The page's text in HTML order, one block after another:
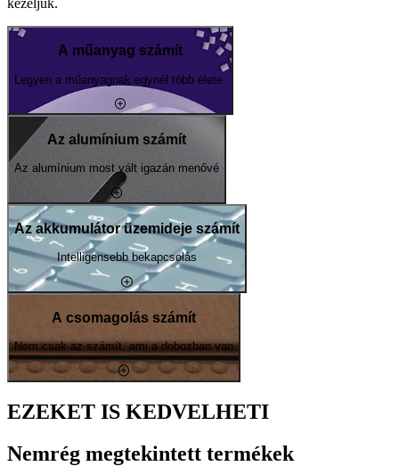
kezeljük.
A műanyag számít
Legyen a műanyagnak egynél több élete.
Az alumínium számít
Az alumínium most vált igazán menővé
Az akkumulátor üzemideje számít
Intelligensebb bekapcsolás
A csomagolás számít
Nem csak az számít, ami a dobozban van
EZEKET IS KEDVELHETI
Nemrég megtekintett termékek